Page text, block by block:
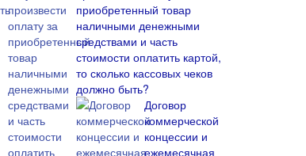
приобретенный товар
наличными денежными
средствами и часть
стоимости оплатить картой,
то сколько кассовых чеков
должно быть?
Договор
коммерческой
концессии и
ежемесячная